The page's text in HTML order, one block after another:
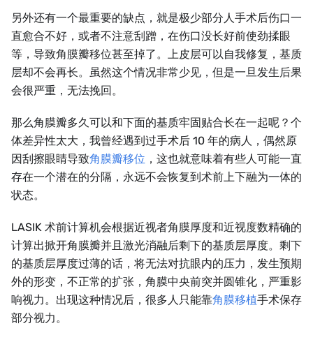
另外还有一个最重要的缺点，就是极少部分人手术后伤口一
直愈合不好，或者不注意刮蹭，在伤口没长好前使劲揉眼
等，导致角膜瓣移位甚至掉了。上皮层可以自我修复，基质
层却不会再长。虽然这个情况非常少见，但是一旦发生后果
会很严重，无法挽回。
那么角膜瓣多久可以和下面的基质牢固贴合长在一起呢？个
体差异性太大，我曾经遇到过手术后 10 年的病人，偶然原
因刮擦眼睛导致角膜瓣移位 ，这也就意味着有些人可能一直
存在一个潜在的分隔，永远不会恢复到术前上下融为一体的
状态。
LASIK 术前计算机会根据近视者角膜厚度和近视度数精确的
计算出掀开角膜瓣并且激光消融后剩下的基质层厚度。剩下
的基质层厚度过薄的话，将无法对抗眼内的压力，发生预期
外的形变，不正常的扩张，角膜中央前突并圆锥化，严重影
响视力。出现这种情况后，很多人只能靠角膜移植手术保存
部分视力。